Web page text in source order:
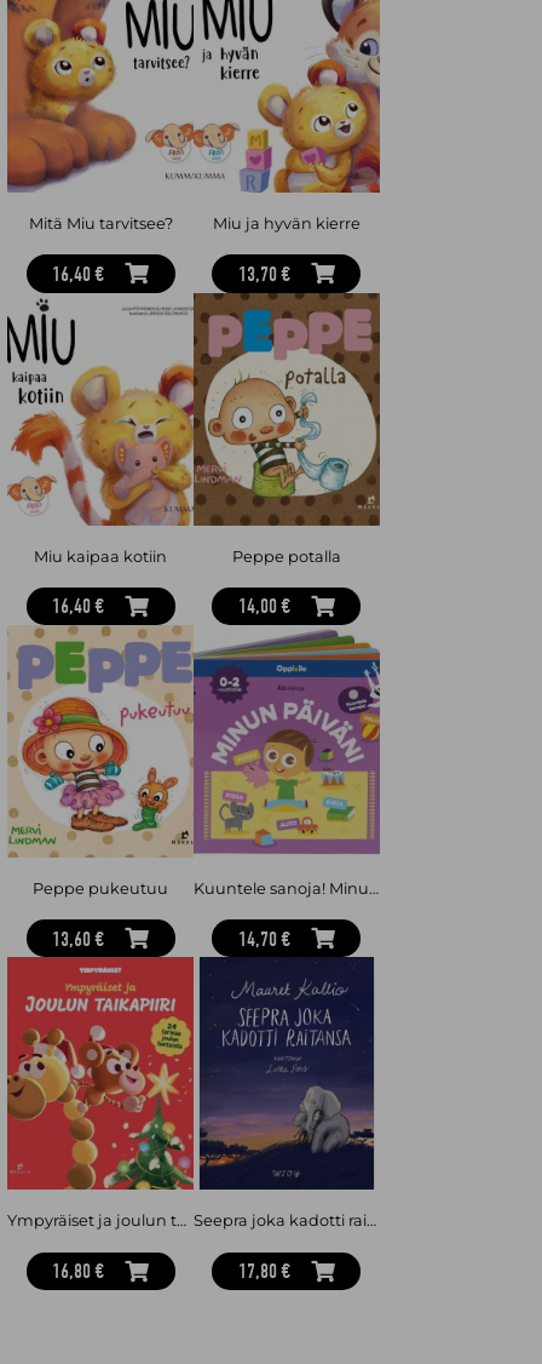
Mitä Miu tarvitsee?
16,40 €
Miu ja hyvän kierre
13,70 €
Miu kaipaa kotiin
16,40 €
Peppe potalla
14,00 €
Peppe pukeutuu
13,60 €
Kuuntele sanoja! Minun päiväni 0-2 v
14,70 €
Ympyräiset ja joulun taikapiiri
16,80 €
Seepra joka kadotti raitansa
17,80 €